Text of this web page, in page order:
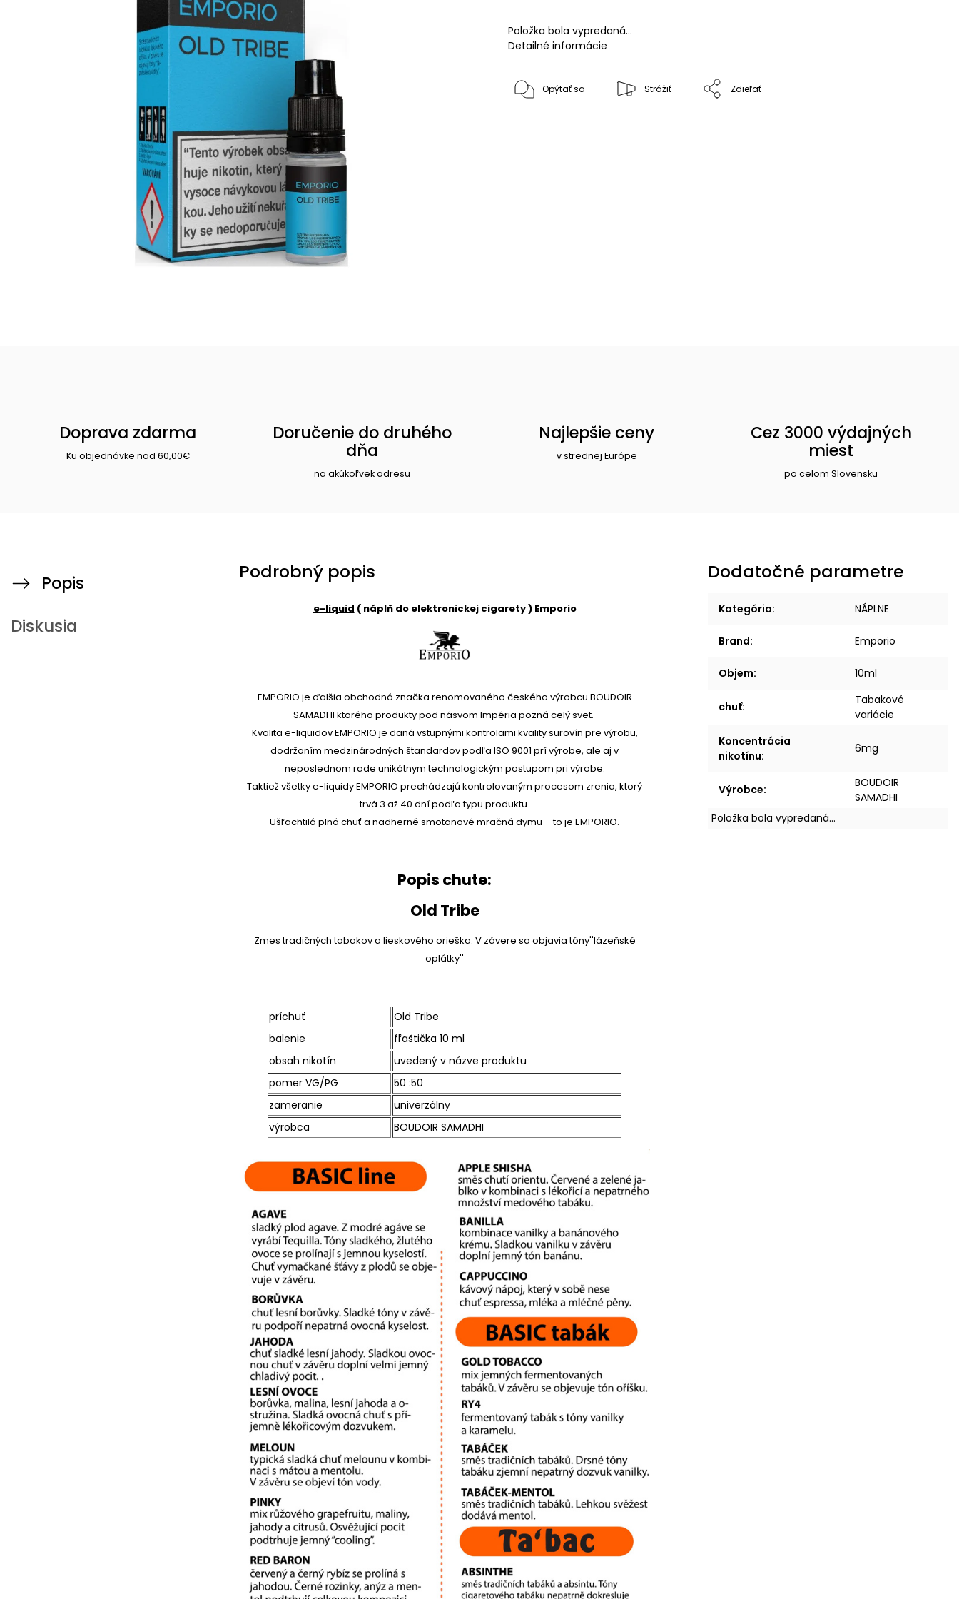
Položka bola vypredaná…
Detailné informácie
Opýtať sa Strážiť Zdieľať
Doprava zdarma
Ku objednávke nad 60,00€
Doručenie do druhého
dňa
na akúkoľvek adresu
Najlepšie ceny
v strednej Európe
Cez 3000 výdajných
miest
po celom Slovensku
Popis
Diskusia
Podrobný popis
e-liquid ( náplň do elektronickej cigarety ) Emporio
EMPORIO je ďalšia obchodná značka renomovaného českého výrobcu BOUDOIR
SAMADHI ktorého produkty pod násvom Impéria pozná celý svet.
Kvalita e-liquidov EMPORIO je daná vstupnými kontrolami kvality surovín pre výrobu,
dodržaním medzinárodných štandardov podľa ISO 9001 prí výrobe, ale aj v
neposlednom rade unikátnym technologickým postupom pri výrobe.
Taktiež všetky e-liquidy EMPORIO prechádzajú kontrolovaným procesom zrenia, ktorý
trvá 3 až 40 dní podľa typu produktu.
Ušľachtilá plná chuť a nadherné smotanové mračná dymu – to je EMPORIO.
Popis chute:
Old Tribe
Zmes tradičných tabakov a lieskového orieška. V závere sa objavia tóny''lázeňské
oplátky''
príchuť
Old Tribe
balenie
fľaštička 10 ml
obsah nikotín
uvedený v názve produktu
pomer VG/PG
50 :50
zameranie
univerzálny
výrobca
BOUDOIR SAMADHI
Dodatočné parametre
Kategória: NÁPLNE
Brand: Emporio
Objem: 10ml
chuť:
Tabakové
variácie
Koncentrácia
nikotínu:
6mg
Výrobce:
BOUDOIR
SAMADHI
Položka bola vypredaná…